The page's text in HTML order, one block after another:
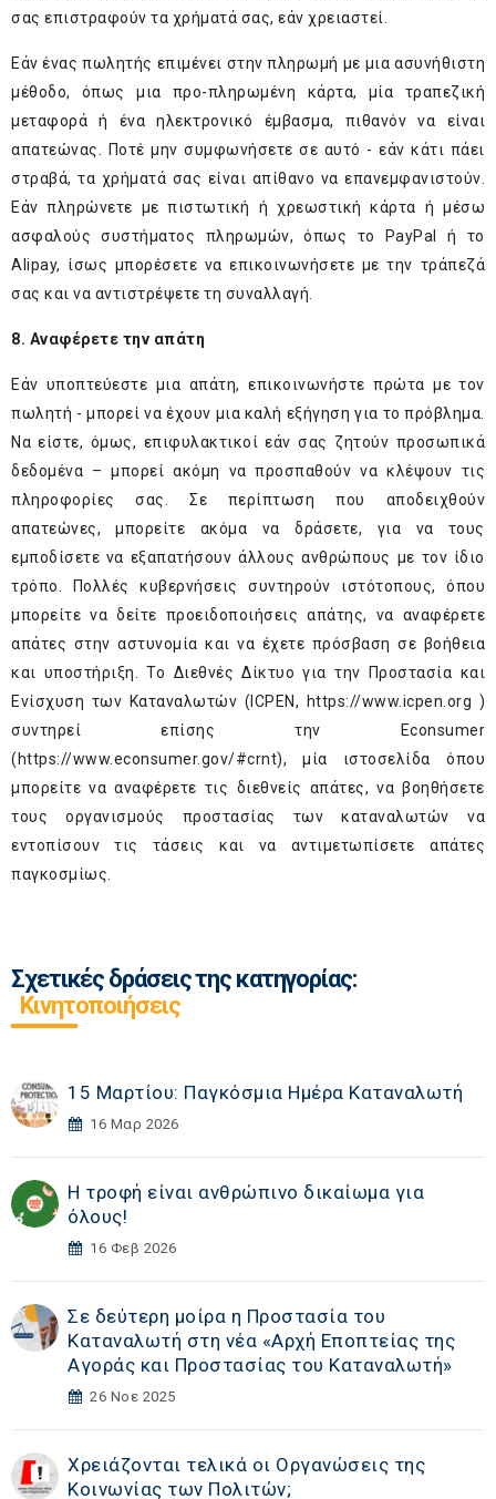
σας επιστραφούν τα χρήματά σας, εάν χρειαστεί.
Εάν ένας πωλητής επιμένει στην πληρωμή με μια ασυνήθιστη
μέθοδο, όπως μια προ-πληρωμένη κάρτα, μία τραπεζική
μεταφορά ή ένα ηλεκτρονικό έμβασμα, πιθανόν να είναι
απατεώνας. Ποτέ μην συμφωνήσετε σε αυτό - εάν κάτι πάει
στραβά, τα χρήματά σας είναι απίθανο να επανεμφανιστούν.
Εάν πληρώνετε με πιστωτική ή χρεωστική κάρτα ή μέσω
ασφαλούς συστήματος πληρωμών, όπως το PayPal ή το
Alipay, ίσως μπορέσετε να επικοινωνήσετε με την τράπεζά
σας και να αντιστρέψετε τη συναλλαγή.
8. Αναφέρετε την απάτη
Εάν υποπτεύεστε μια απάτη, επικοινωνήστε πρώτα με τον
πωλητή - μπορεί να έχουν μια καλή εξήγηση για το πρόβλημα.
Να είστε, όμως, επιφυλακτικοί εάν σας ζητούν προσωπικά
δεδομένα – μπορεί ακόμη να προσπαθούν να κλέψουν τις
πληροφορίες σας. Σε περίπτωση που αποδειχθούν
απατεώνες, μπορείτε ακόμα να δράσετε, για να τους
εμποδίσετε να εξαπατήσουν άλλους ανθρώπους με τον ίδιο
τρόπο. Πολλές κυβερνήσεις συντηρούν ιστότοπους, όπου
μπορείτε να δείτε προειδοποιήσεις απάτης, να αναφέρετε
απάτες στην αστυνομία και να έχετε πρόσβαση σε βοήθεια
και υποστήριξη. Το Διεθνές Δίκτυο για την Προστασία και
Ενίσχυση των Καταναλωτών (ICPEN,
https://www.icpen.org )
συντηρεί επίσης την Econsumer
( https://www.econsumer.gov/#crnt), μία ιστοσελίδα όπου
μπορείτε να αναφέρετε τις διεθνείς απάτες, να βοηθήσετε
τους οργανισμούς προστασίας των καταναλωτών να
εντοπίσουν τις τάσεις και να αντιμετωπίσετε απάτες
παγκοσμίως.
Σχετικές δράσεις της κατηγορίας:
Κινητοποιήσεις
15 Μαρτίου: Παγκόσμια Ημέρα Καταναλωτή
16 Μαρ 2026
Η τροφή είναι ανθρώπινο δικαίωμα για
όλους!
16 Φεβ 2026
Σε δεύτερη μοίρα η Προστασία του
Καταναλωτή στη νέα «Αρχή Εποπτείας της
Αγοράς και Προστασίας του Καταναλωτή»
26 Νοε 2025
Χρειάζονται τελικά οι Οργανώσεις της
Κοινωνίας των Πολιτών;